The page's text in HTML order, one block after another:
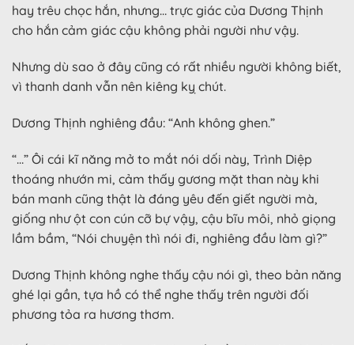
hay trêu chọc hắn, nhưng… trực giác của Dương Thịnh
cho hắn cảm giác cậu không phải người như vậy.
Nhưng dù sao ở đây cũng có rất nhiều người không biết,
vì thanh danh vẫn nên kiêng kỵ chút.
Dương Thịnh nghiêng đầu: “Anh không ghen.”
“…” Ôi cái kĩ năng mở to mắt nói dối này, Trình Diệp
thoáng nhướn mi, cảm thấy gương mặt than này khi
bán manh cũng thật là đáng yêu đến giết người mà,
giống như ột con cún cỡ bự vậy, cậu bĩu môi, nhỏ giọng
lầm bầm, “Nói chuyện thì nói đi, nghiêng đầu làm gì?”
Dương Thịnh không nghe thấy cậu nói gì, theo bản năng
ghé lại gần, tựa hồ có thể nghe thấy trên người đối
phương tỏa ra hương thơm.